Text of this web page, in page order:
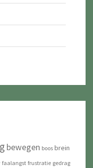
bewegen boos brein
faalangst frustratie gedrag